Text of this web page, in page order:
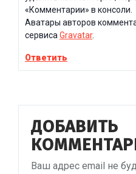
«Комментарии» в консоли.
Аватары авторов
сервисаGravatar.
Ответить
ДОБАВИТЬ
Ваш адрес email не